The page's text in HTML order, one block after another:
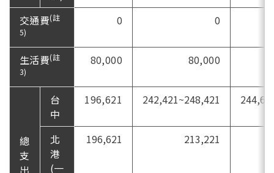
交通費(註
5)
0 0
生活費(註
3)
80,000 80,000
總
支
台
中
196,621 242,421~248,421
北
港
(一
196,621 213,221